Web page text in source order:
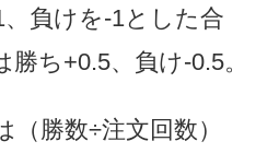
、負けを-1とした合
ち+0.5、負け-0.5。
（勝数÷注文回数）